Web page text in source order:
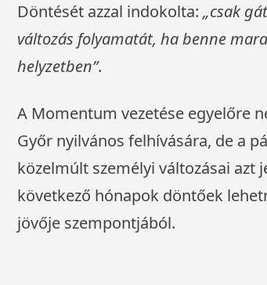
Döntését azzal indokolta: „csak
változás folyamatát, ha benne
helyzetben”.
A Momentum vezetése egyelőre
Győr nyilvános felhívására, de a
közelmúlt személyi változásai azt
következő hónapok döntőek
jövője szempontjából.